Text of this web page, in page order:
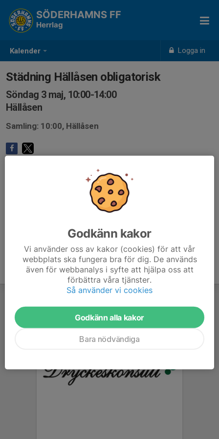
Kalender Logga in
SÖDERHAMNS FF
Herrlag
Städning Hällåsen obligatorisk
Söndag 3 maj, 10:00-14:00
Hällåsen
Samling: 10:00, Hällåsen
Godkänn kakor
Vi använder oss av kakor (cookies) för att vår
webbplats ska fungera bra för dig. De används
även för webbanalys i syfte att hjälpa oss att
förbättra våra tjänster.
Så använder vi cookies
Godkänn alla kakor
Bara nödvändiga